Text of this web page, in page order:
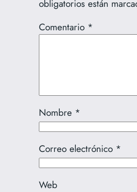
obligatorios están
Comentario *
Nombre *
Correo electrónico *
Web